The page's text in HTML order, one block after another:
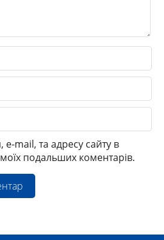
e-mail, та адресу сайту в
подальших коментарів.